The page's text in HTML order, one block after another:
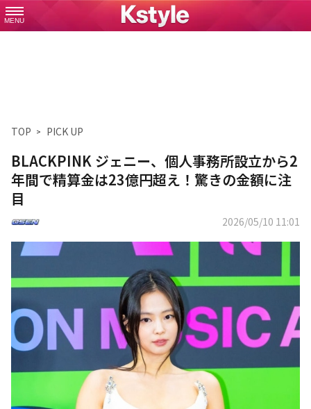
MENU
TOP PICK UP
BLACKPINK ジェニー、個人事務所設立から2
年間で精算金は23億円超え！驚きの金額に注
目
2026/05/10 11:01